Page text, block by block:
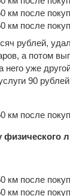
рублей,
а потом
уже
90